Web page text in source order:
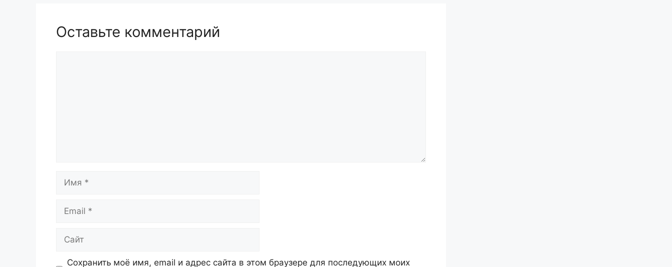
Оставьте комментарий
Имя
Email
Сайт
Сохранить моё имя, email и адрес сайта в этом браузере для последующих моих